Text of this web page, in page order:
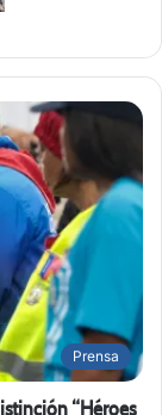
Prensa
“Héroes